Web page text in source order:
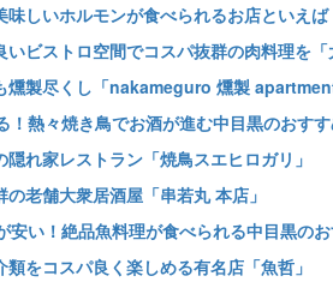
味しいホルモンが食べられるお店といえば
いビストロ空間でコスパ抜群の肉料理を
燻製尽くし「nakameguro 燻製
！熱々焼き鳥でお酒が進む中目黒のおす
隠れ家レストラン「焼鳥スエヒロガリ」
の老舗大衆居酒屋「串若丸 本店」
安い！絶品魚料理が食べられる中目黒の
類をコスパ良く楽しめる有名店「魚哲」